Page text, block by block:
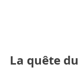
La quête